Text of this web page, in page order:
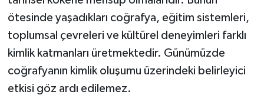
ötesinde yaşadıkları coğrafya, eğitim sistemleri,
toplumsal çevreleri ve kültürel deneyimleri farklı
kimlik katmanları üretmektedir. Günümüzde
coğrafyanın kimlik oluşumu üzerindeki belirleyici
etkisi göz ardı edilemez.